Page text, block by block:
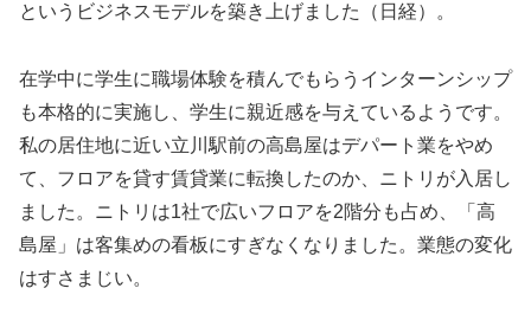
というビジネスモデルを築き上げました（日経）。
在学中に学生に職場体験を積んでもらうインターンシップ
も本格的に実施し、学生に親近感を与えているようです。
私の居住地に近い立川駅前の高島屋はデパート業をやめ
て、フロアを貸す賃貸業に転換したのか、ニトリが入居し
ました。ニトリは1社で広いフロアを2階分も占め、「高
島屋」は客集めの看板にすぎなくなりました。業態の変化
はすさまじい。